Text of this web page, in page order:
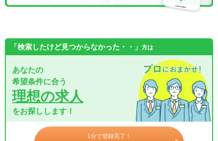
「検索したけど見つからなかった・・」 方は
あなたの
希望条件に合う
理想の求人
をお探しします！
1分で登録完了！